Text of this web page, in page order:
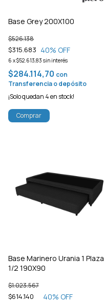
Base Grey 200X100
$315.683
$526.138
40% OFF
6 x$52.613,83 sin interés
$284.114,70 con
Transferencia o depósito
¡Solo quedan 4en stock!
Comprar
Base Marinero Urania 1 Plaza
1/2 190X90
$614.140
$1.023.567
40% OFF